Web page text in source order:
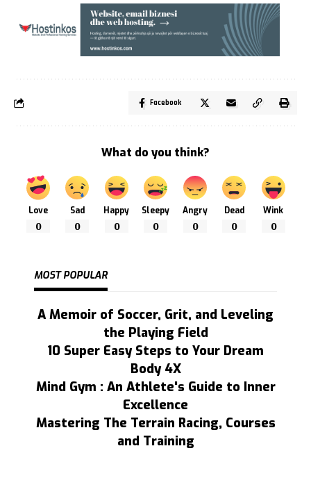
Facebook
What do you think?
Love
0
Sad
0
Happy
0
Sleepy
0
Angry
0
Dead
0
Wink
0
MOST POPULAR
A Memoir of Soccer, Grit, and Leveling
the Playing Field
10 Super Easy Steps to Your Dream
Body 4X
Mind Gym : An Athlete's Guide to Inner
Excellence
Mastering The Terrain Racing, Courses
and Training